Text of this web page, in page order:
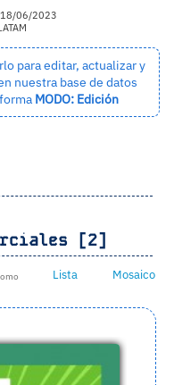
18/06/2023
para editar, actualizar y
nuestra base de datos
MODO: Edición
[2]
Lista Mosaico